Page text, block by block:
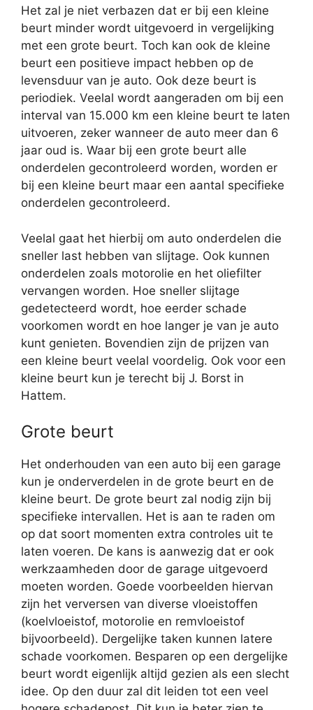
Het zal je niet verbazen dat er bij een kleine
beurt minder wordt uitgevoerd in vergelijking
met een grote beurt. Toch kan ook de kleine
beurt een positieve impact hebben op de
levensduur van je auto. Ook deze beurt is
periodiek. Veelal wordt aangeraden om bij een
interval van 15.000 km een kleine beurt te laten
uitvoeren, zeker wanneer de auto meer dan 6
jaar oud is. Waar bij een grote beurt alle
onderdelen gecontroleerd worden, worden er
bij een kleine beurt maar een aantal specifieke
onderdelen gecontroleerd.
Veelal gaat het hierbij om auto onderdelen die
sneller last hebben van slijtage. Ook kunnen
onderdelen zoals motorolie en het oliefilter
vervangen worden. Hoe sneller slijtage
gedetecteerd wordt, hoe eerder schade
voorkomen wordt en hoe langer je van je auto
kunt genieten. Bovendien zijn de prijzen van
een kleine beurt veelal voordelig. Ook voor een
kleine beurt kun je terecht bij J. Borst in
Hattem.
Grote beurt
Het onderhouden van een auto bij een garage
kun je onderverdelen in de grote beurt en de
kleine beurt. De grote beurt zal nodig zijn bij
specifieke intervallen. Het is aan te raden om
op dat soort momenten extra controles uit te
laten voeren. De kans is aanwezig dat er ook
werkzaamheden door de garage uitgevoerd
moeten worden. Goede voorbeelden hiervan
zijn het verversen van diverse vloeistoffen
(koelvloeistof, motorolie en remvloeistof
bijvoorbeeld). Dergelijke taken kunnen latere
schade voorkomen. Besparen op een dergelijke
beurt wordt eigenlijk altijd gezien als een slecht
idee. Op den duur zal dit leiden tot een veel